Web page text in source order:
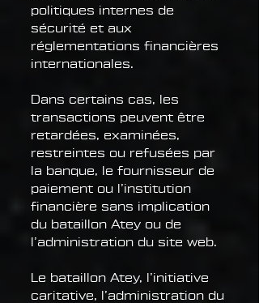
politiques internes de
sécurité et aux
réglementations financières
internationales.
Dans certains cas, les
transactions peuvent être
retardées, examinées,
restreintes ou refusées par
la banque, le fournisseur de
paiement ou l’institution
financière sans implication
du bataillon Atey ou de
l’administration du site web.
Le bataillon Atey, l’initiative
caritative, l’administration du